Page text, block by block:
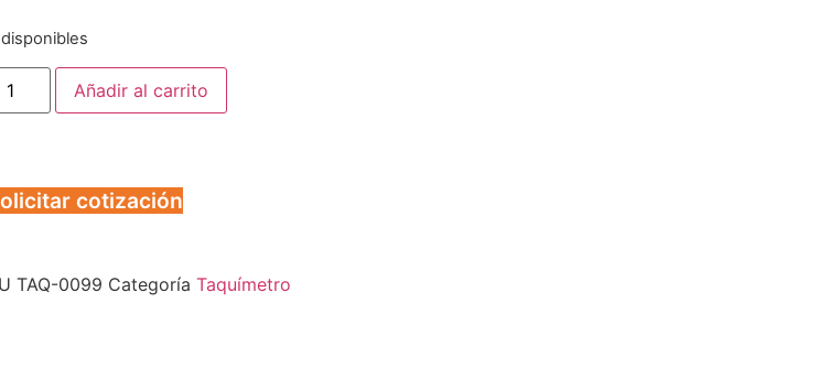
Añadir al carrito
cotización
TAQ-0099 Categoría Taquímetro